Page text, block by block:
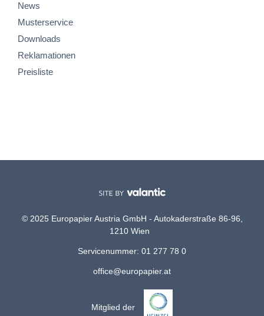
News
Musterservice
Downloads
Reklamationen
Preisliste
© 2025 Europapier Austria GmbH - Autokaderstraße 86-96,
1210 Wien
Servicenummer: 01 277 78 0
office@europapier.at
Mitglied der